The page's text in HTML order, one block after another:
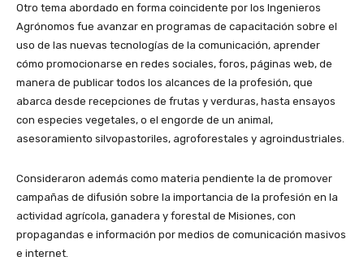
Otro tema abordado en forma coincidente por los Ingenieros
Agrónomos fue avanzar en programas de capacitación sobre el
uso de las nuevas tecnologías de la comunicación, aprender
cómo promocionarse en redes sociales, foros, páginas web, de
manera de publicar todos los alcances de la profesión, que
abarca desde recepciones de frutas y verduras, hasta ensayos
con especies vegetales, o el engorde de un animal,
asesoramiento silvopastoriles, agroforestales y agroindustriales.
Consideraron además como materia pendiente la de promover
campañas de difusión sobre la importancia de la profesión en la
actividad agrícola, ganadera y forestal de Misiones, con
propagandas e información por medios de comunicación masivos
e internet.